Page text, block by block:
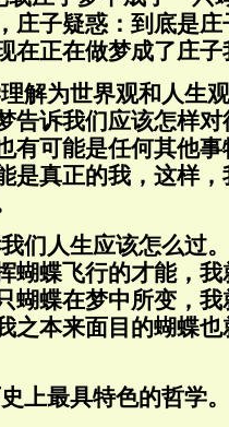
庄子疑惑：到底是
在正在做梦成了庄子
解为世界观和人生
告诉我们应该怎样
有可能是任何其他
是真正的我，这样
们人生应该怎么过
蝴蝶飞行的才能，
蝴蝶在梦中所变，
之本来面目的蝴蝶
上最具特色的哲学。